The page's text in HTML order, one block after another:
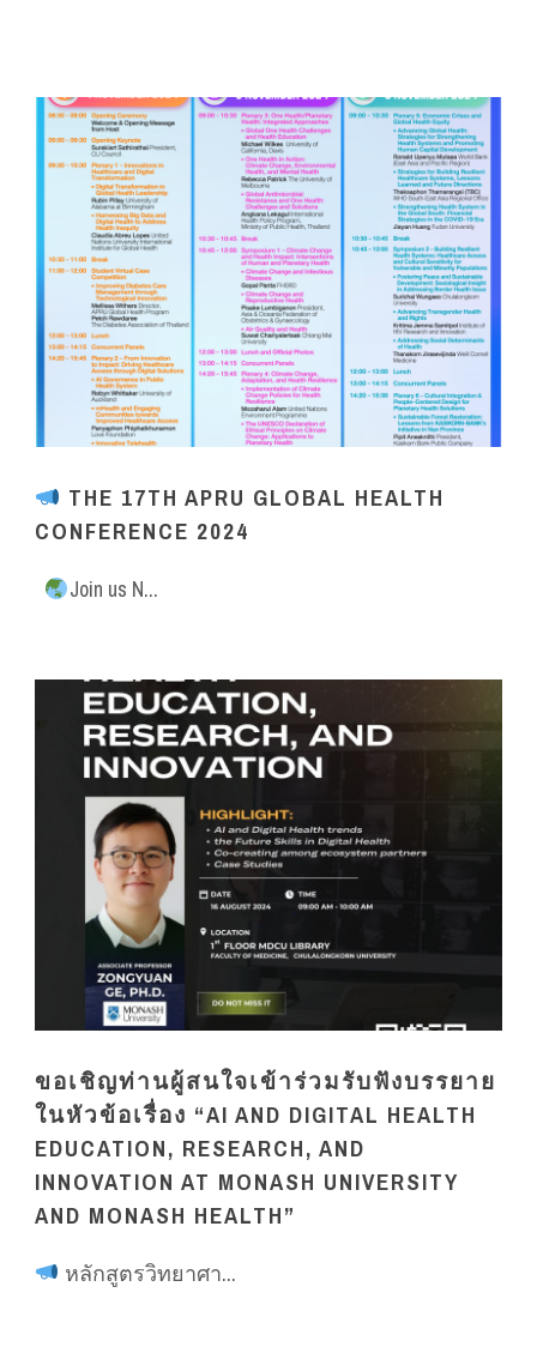
THE 17TH APRU GLOBAL HEALTH
CONFERENCE 2024
Join us N...
ขอเชิญท่านผู้สนใจเข้าร่วมรับฟังบรรยาย
ในหัวข้อเรื่อง “AI AND DIGITAL HEALTH
EDUCATION, RESEARCH, AND
INNOVATION AT MONASH UNIVERSITY
AND MONASH HEALTH”
หลักสูตรวิทยาศา...